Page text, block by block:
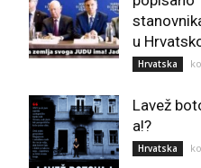
u
Hrvatska
Lavež
a!?
Hrvatska